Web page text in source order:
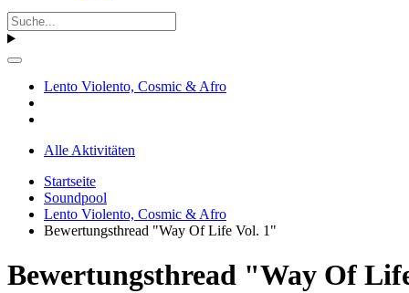
Lento Violento, Cosmic & Afro
Alle Aktivitäten
Startseite
Soundpool
Lento Violento, Cosmic & Afro
Bewertungsthread "Way Of Life Vol. 1"
Bewertungsthread "Way Of